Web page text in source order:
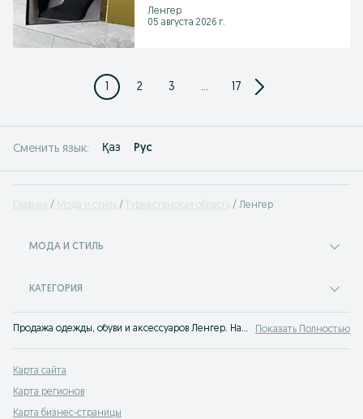
Ленгер
05 августа 2026 г.
1 2 3 ... 17
Сменить язык: Қаз Рус
Главная Мода и стиль Туркестанская область Ленгер
МОДА И СТИЛЬ
КАТЕГОРИЯ
Продажа одежды, обуви и аксессуаров Ленгер. На сервисе объявлений OLX Ленгер легко и быстро можно купить одежду б/у. Покупай все самое лучшее на OLX! Показать Полностью
Карта сайта
Карта регионов
Карта бизнес-страницы